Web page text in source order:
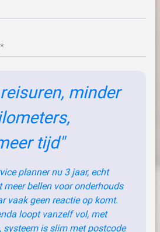
minder
tijd
planner nu 3 jaar, echt
bellen voor onderhouds
vaak geen reactie op komt.
loopt vanzelf vol, met
systeem is slim met postcode